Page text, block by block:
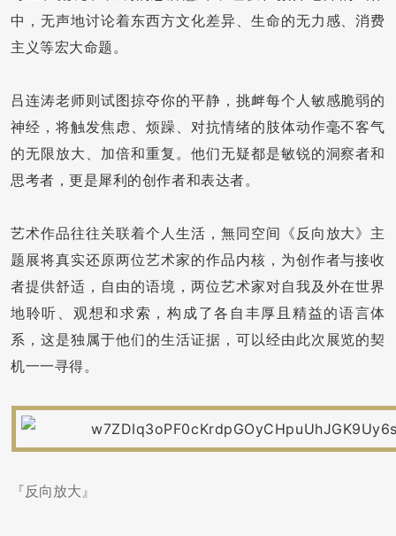
中，无声地讨论着东西方文化差异、生命的无力感、消费
主义等宏大命题。
吕连涛老师则试图掠夺你的平静，挑衅每个人敏感脆弱的
神经，将触发焦虑、烦躁、对抗情绪的肢体动作毫不客气
的无限放大、加倍和重复。他们无疑都是敏锐的洞察者和
思考者，更是犀利的创作者和表达者。
艺术作品往往关联着个人生活，無同空间《反向放大》主
题展将真实还原两位艺术家的作品内核，为创作者与接收
者提供舒适，自由的语境，两位艺术家对自我及外在世界
地聆听、观想和求索，构成了各自丰厚且精益的语言体
系，这是独属于他们的生活证据，可以经由此次展览的契
机一一寻得。
『反向放大』